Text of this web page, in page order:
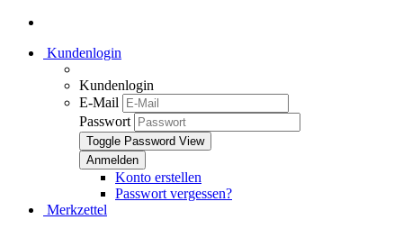
Kundenlogin
Kundenlogin
E-Mail
Passwort
Toggle Password View
Konto erstellen
Passwort vergessen?
Merkzettel